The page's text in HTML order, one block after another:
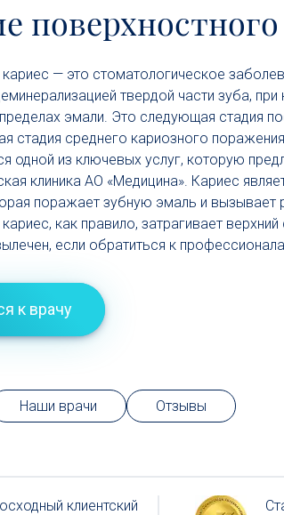
— это стоматологическое
твердой части зуба,
эмали. Это следующая стадия
стадия среднего кариозного
одной из ключевых услуг, которую
клиника АО «Медицина». Кариес
поражает зубную эмаль и вызывает
как правило, затрагивает
если обратиться к
к врачу
Наши врачи Отзывы
клиентский